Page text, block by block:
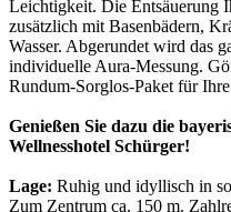
Leichtigkeit. Die Entsäuerung
zusätzlich mit Basenbädern,
Wasser. Abgerundet wird das
individuelle Aura-Messung.
Rundum-Sorglos-Paket für
Genießen Sie dazu die
Wellnesshotel Schürger!
Lage: Ruhig und idyllisch in
Zum Zentrum ca. 150 m.